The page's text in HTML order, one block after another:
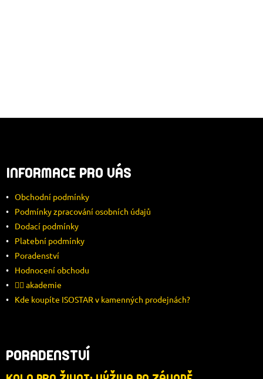
P
A
T
INFORMACE PRO VÁS
Obchodní podmínky
Podmínky zpracování osobních údajů
Dodací podmínky
Platební podmínky
Poradenství
Hodnocení obchodu
🚴‍♂️ akademie
Kde koupíte ISOSTAR v kamenných prodejnách?
PORADENSTVÍ